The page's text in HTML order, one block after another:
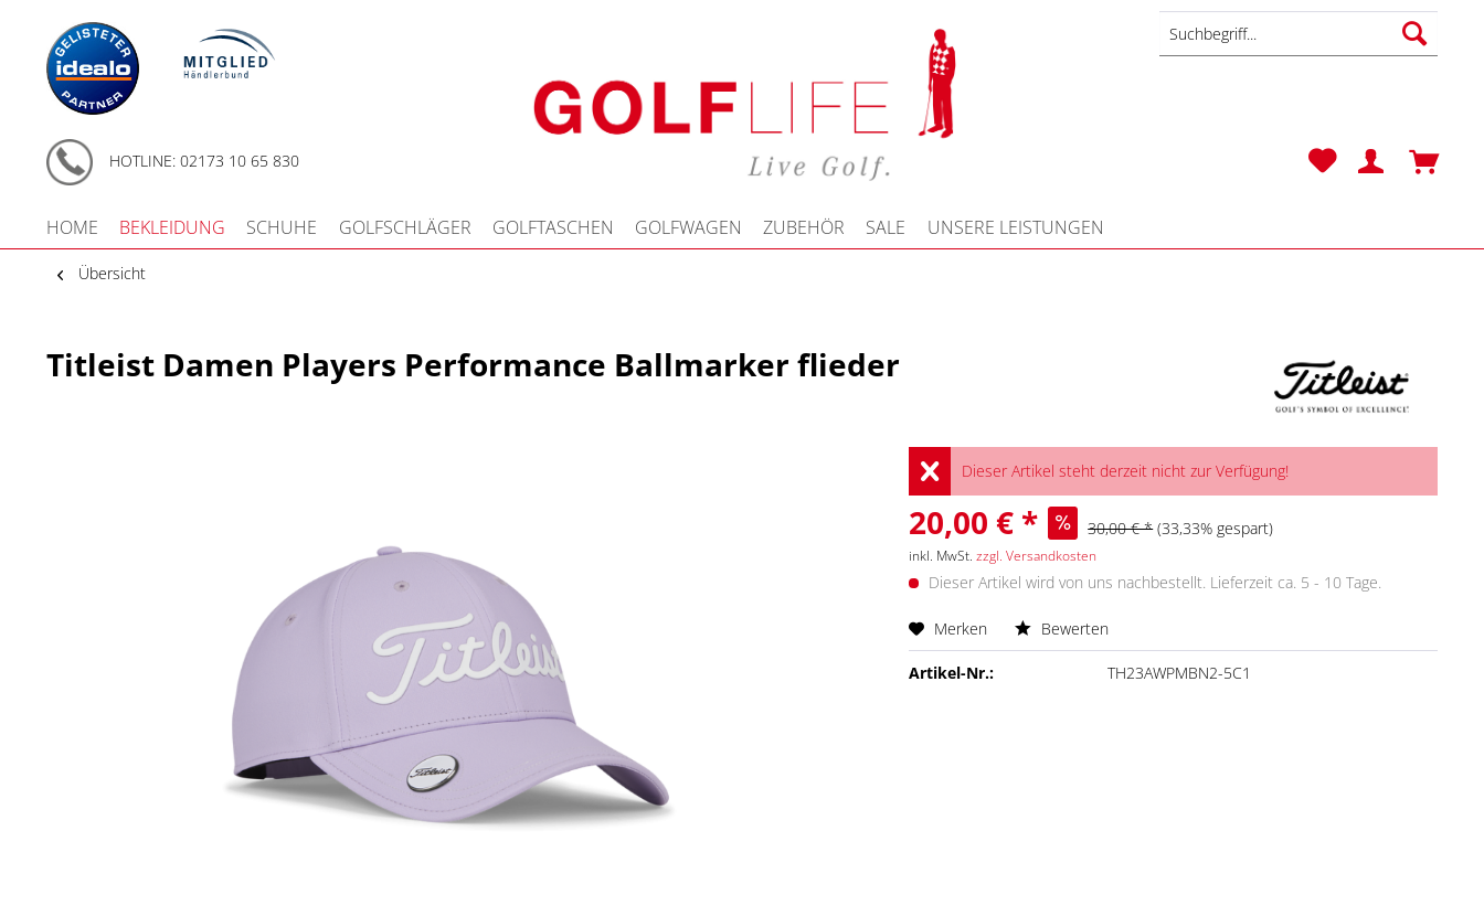
HOTLINE: 02173 10 65 830
HOME BEKLEIDUNG SCHUHE GOLFSCHLÄGER GOLFTASCHEN GOLFWAGEN ZUBEHÖR SALE UNSERE LEISTUNGEN
Übersicht
Titleist Damen Players Performance Ballmarker flieder
Dieser Artikel steht derzeit nicht zur Verfügung!
20,00 € * 30,00 € * (33,33% gespart)
inkl. MwSt.zzgl. Versandkosten
Dieser Artikel wird von uns nachbestellt. Lieferzeit ca. 5 - 10 Tage.
Merken Bewerten
Artikel-Nr.: TH23AWPMBN2-5C1